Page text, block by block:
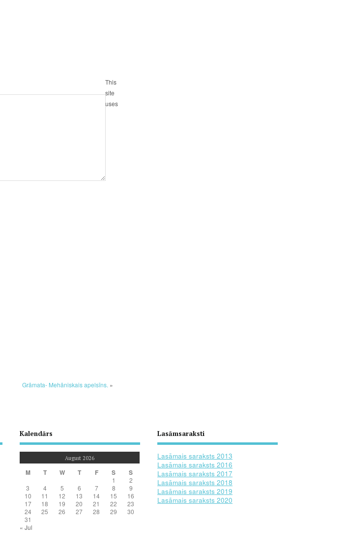
This
site
uses
Grāmata- Mehāniskais apelsīns. »
Kalendārs
August 2026
M T W T F S S
1
2
3
4 5 6 7 8
9
10
11 12 13 14 15
16
17
18 19 20 21 22
23
24
25 26 27 28 29
30
31
« Jul
Lasāmsaraksti
Lasāmais saraksts 2013
Lasāmais saraksts 2016
Lasāmais saraksts 2017
Lasāmais saraksts 2018
Lasāmais saraksts 2019
Lasāmais saraksts 2020